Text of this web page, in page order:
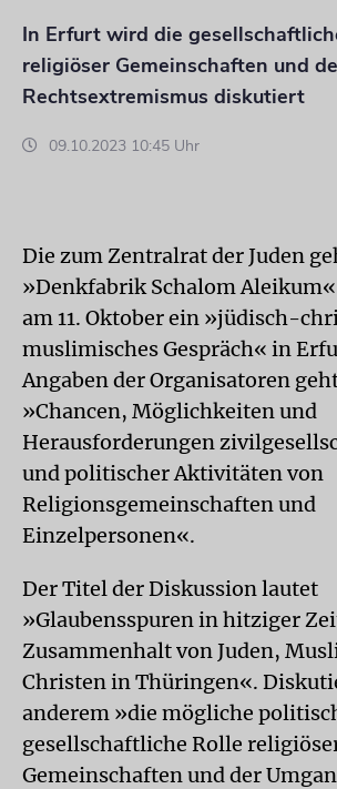
In Erfurt wird die
religiöser Gemeinschaften und
Rechtsextremismus diskutiert
09.10.2023 10:45 Uhr
Die zum Zentralrat der Juden
»Denkfabrik Schalom
am 11. Oktober ein »jüdisch-
muslimisches Gespräch« in
Angaben der Organisatoren
»Chancen, Möglichkeiten und
Herausforderungen
und politischer Aktivitäten von
Religionsgemeinschaften und
Einzelpersonen«.
Der Titel der Diskussion lautet
»Glaubensspuren in hitziger
Zusammenhalt von Juden,
Christen in Thüringen«.
anderem »die mögliche
gesellschaftliche Rolle
Gemeinschaften und der